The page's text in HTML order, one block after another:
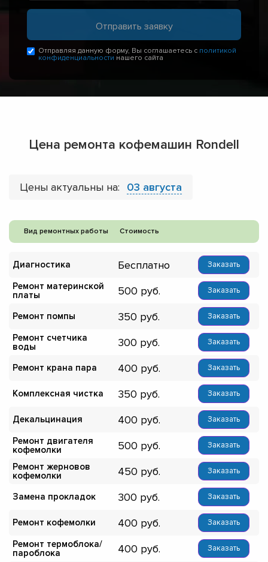
Отправляя данную форму, Вы соглашаетесь с политикой
конфиденциальности нашего сайта
Цена ремонта кофемашин Rondell
Цены актуальны на: 03 августа
Вид ремонтных работы Стоимость
Диагностика Бесплатно Заказать
Ремонт материнской
платы
500 Заказать
Ремонт помпы 350 Заказать
Ремонт счетчика
воды
300 Заказать
Ремонт крана пара 400 Заказать
Комплексная чистка 350 Заказать
Декальцинация 400 Заказать
Ремонт двигателя
кофемолки
500 Заказать
Ремонт жерновов
кофемолки
450 Заказать
Замена прокладок 300 Заказать
Ремонт кофемолки 400 Заказать
Ремонт термоблока/
пароблока
400 Заказать